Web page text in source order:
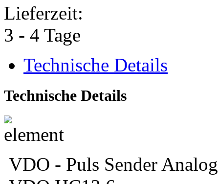
Lieferzeit:
3 - 4 Tage
Technische Details
Technische Details
VDO - Puls Sender